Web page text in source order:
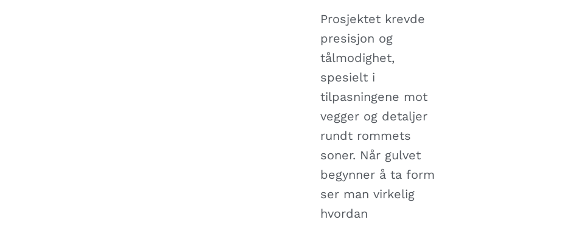
Prosjektet krevde
presisjon og
tålmodighet,
spesielt i
tilpasningene mot
vegger og detaljer
rundt rommets
soner. Når gulvet
begynner å ta form
ser man virkelig
hvordan